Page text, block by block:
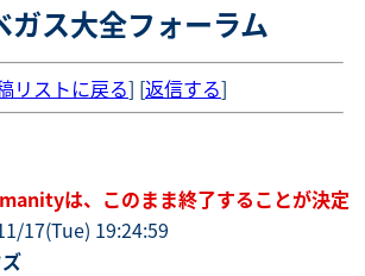
ガス大全フォーラム
リストに戻る] [返信する]
は、このまま終了することが決定
17(Tue) 19:24:59